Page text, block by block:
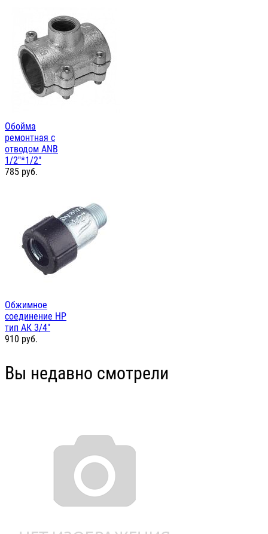
Обойма
ремонтная с
отводом ANB
1/2"*1/2"
785 руб.
Обжимное
соединение НР
тип АК 3/4"
910 руб.
Вы недавно смотрели